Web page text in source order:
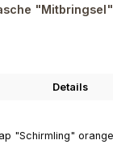
"Mitbringsel"
Details